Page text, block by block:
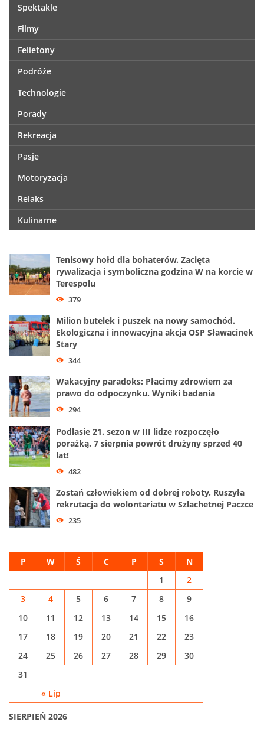
Spektakle
Filmy
Felietony
Podróże
Technologie
Porady
Rekreacja
Pasje
Motoryzacja
Relaks
Kulinarne
Tenisowy hołd dla bohaterów. Zacięta
rywalizacja i symboliczna godzina W na korcie w
Terespolu
379
Milion butelek i puszek na nowy samochód.
Ekologiczna i innowacyjna akcja OSP Sławacinek
Stary
344
Wakacyjny paradoks: Płacimy zdrowiem za
prawo do odpoczynku. Wyniki badania
294
Podlasie 21. sezon w III lidze rozpoczęło
porażką. 7 sierpnia powrót drużyny sprzed 40
lat!
482
Zostań człowiekiem od dobrej roboty. Ruszyła
rekrutacja do wolontariatu w Szlachetnej Paczce
235
SIERPIEŃ 2026
P W Ś C P S N
« Lip
1
2
3
4 5 6 7 8
9
10
11 12 13 14 15
16
17
18 19 20 21 22
23
24
25 26 27 28 29
30
31